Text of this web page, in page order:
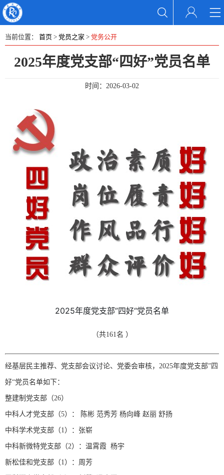
当前位置： 首页 > 党员之家 > 党务公开
2025年度党支部“四好”党员名单
时间： 2026-03-02
2025年度党支部”四好“党员名单
（共161名 ）
经基层民主推荐、党支部会议讨论、党委会审核，2025年度党支部”四
好“党员名单如下：
整建制党支部（26）
中科人才党支部（5）： 陈彬 范秀芳 杨向峰 赵丽 舒扬
中科学术党支部（1）：张崭
中科新微特党支部（2）：温霄霞 杨宇
新松佳和党支部（1）：周芳